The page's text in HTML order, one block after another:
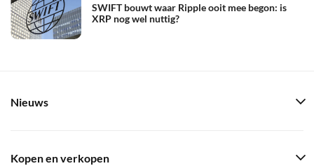
SWIFT bouwt waar Ripple ooit mee begon: is
XRP nog wel nuttig?
Nieuws
Kopen en verkopen